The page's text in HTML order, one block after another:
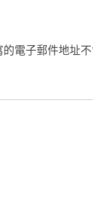
電子郵件地址不